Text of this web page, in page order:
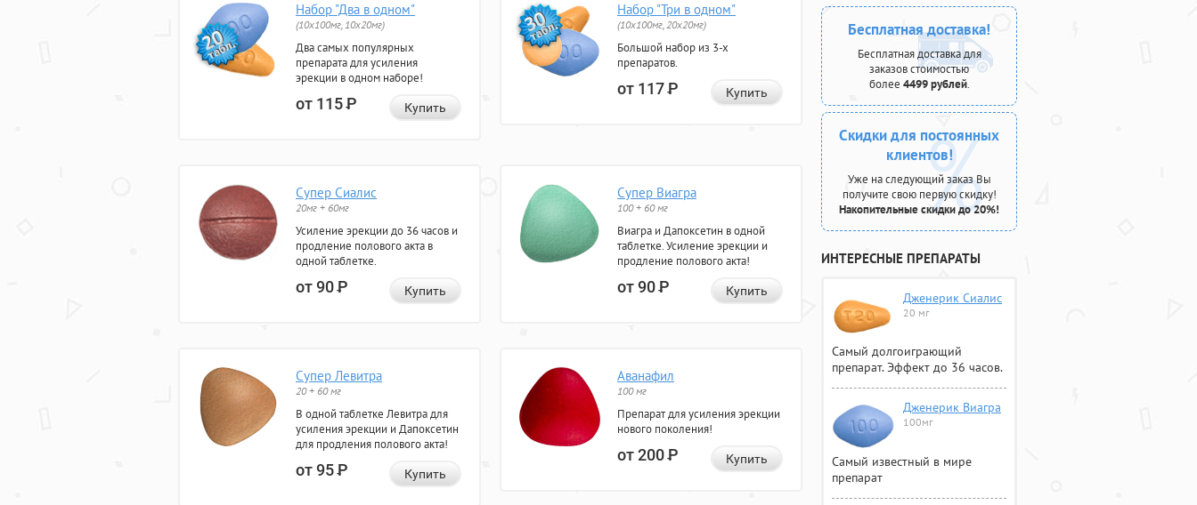
Набор "Два в одном"
(10x100мг, 10x20мг)
Два самых популярных
препарата для усиления
эрекции в одном наборе!
от 115Р Купить
Набор "Три в одном"
(10x100мг, 20x20мг)
Большой набор из 3-х
препаратов.
от 117Р Купить
Супер Сиалис
20мг + 60мг
Усиление эрекции до 36 часов и
продление полового акта в
одной таблетке.
от 90Р Купить
Супер Виагра
100 + 60 мг
Виагра и Дапоксетин в одной
таблетке. Усиление эрекции и
продление полового акта!
от 90Р Купить
Супер Левитра
20 + 60 мг
В одной таблетке Левитра для
усиления эрекции и Дапоксетин
для продления полового акта!
от 95Р Купить
Аванафил
100 мг
Препарат для усиления эрекции
нового поколения!
от 200Р Купить
Бесплатная доставка!
Бесплатная доставка для
заказов стоимостью
более 4499 рублей.
Скидки для постоянных
клиентов!
Уже на следующий заказ Вы
получите свою первую скидку!
Накопительные скидки до 20%!
ИНТЕРЕСНЫЕ ПРЕПАРАТЫ
Дженерик Сиалис
20 мг
Самый долгоиграющий
препарат. Эффект до 36 часов.
Дженерик Виагра
100мг
Самый известный в мире
препарат